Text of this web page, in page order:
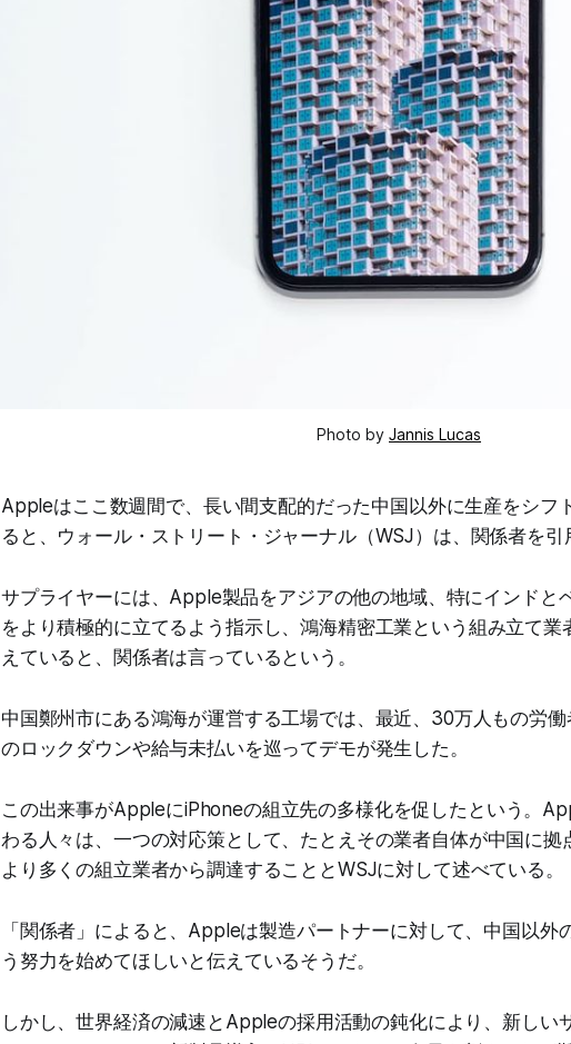
Photo by Jannis Lucas
Appleはここ数週間で、長い間支配的だった中国以外に生産をシフ
ると、ウォール・ストリート・ジャーナル（WSJ）は、関係者を引
サプライヤーには、Apple製品をアジアの他の地域、特にインドと
をより積極的に立てるよう指示し、鴻海精密工業という組み立て
えていると、関係者は言っているという。
中国鄭州市にある鴻海が運営する工場では、最近、30万人もの労
のロックダウンや給与未払いを巡ってデモが発生した。
この出来事がAppleにiPhoneの組立先の多様化を促したという。
わる人々は、一つの対応策として、たとえその業者自体が中国に拠
より多くの組立業者から調達することとWSJに対して述べている。
「関係者」によると、Appleは製造パートナーに対して、中国以外
う努力を始めてほしいと伝えているそうだ。
しかし、世界経済の減速とAppleの採用活動の鈍化により、新しい